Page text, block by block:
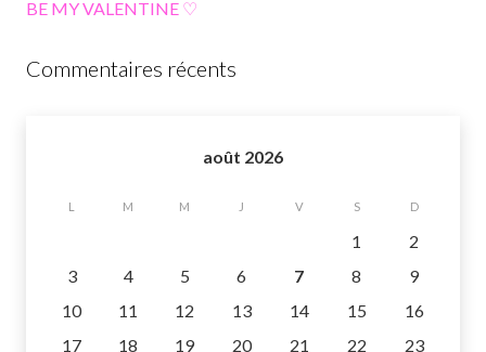
BE MY VALENTINE ♡
Commentaires récents
août 2026
L M M J V S D
1
2
3
4 5 6 7 8
9
10
11 12 13 14 15
16
17
18 19 20 21 22
23